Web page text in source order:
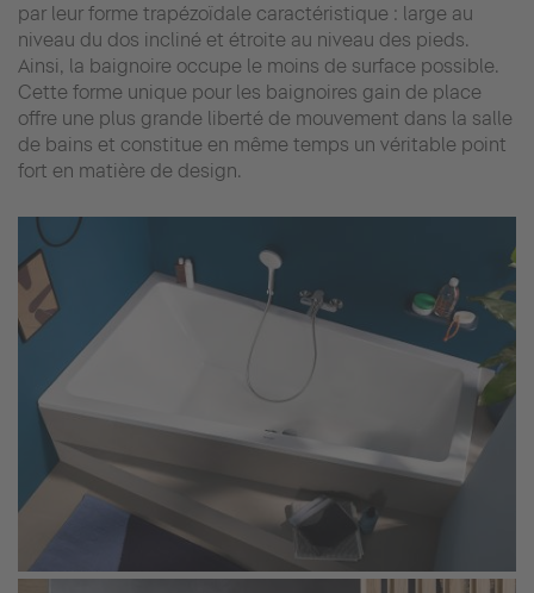
par leur forme trapézoïdale caractéristique : large au
niveau du dos incliné et étroite au niveau des pieds.
Ainsi, la baignoire occupe le moins de surface possible.
Cette forme unique pour les baignoires gain de place
offre une plus grande liberté de mouvement dans la salle
de bains et constitue en même temps un véritable point
fort en matière de design.